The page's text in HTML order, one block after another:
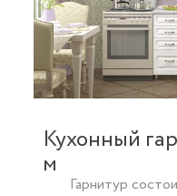
Кухонный
м
Гарнитур